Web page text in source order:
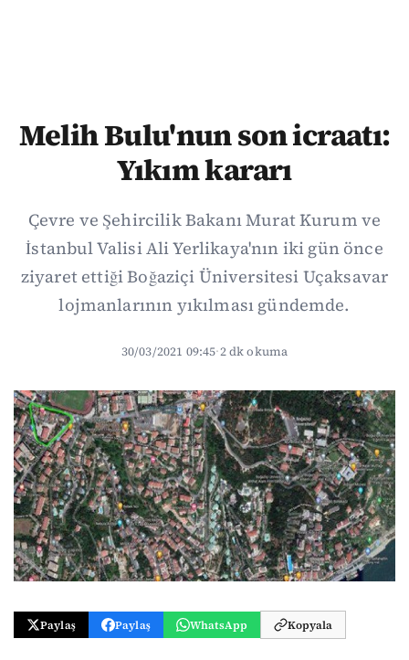
Melih Bulu'nun son icraatı:
Yıkım kararı
Çevre ve Şehircilik Bakanı Murat Kurum ve
İstanbul Valisi Ali Yerlikaya'nın iki gün önce
ziyaret ettiği Boğaziçi Üniversitesi Uçaksavar
lojmanlarının yıkılması gündemde.
30/03/2021 09:45·2 dk okuma
Paylaş Paylaş WhatsApp Kopyala